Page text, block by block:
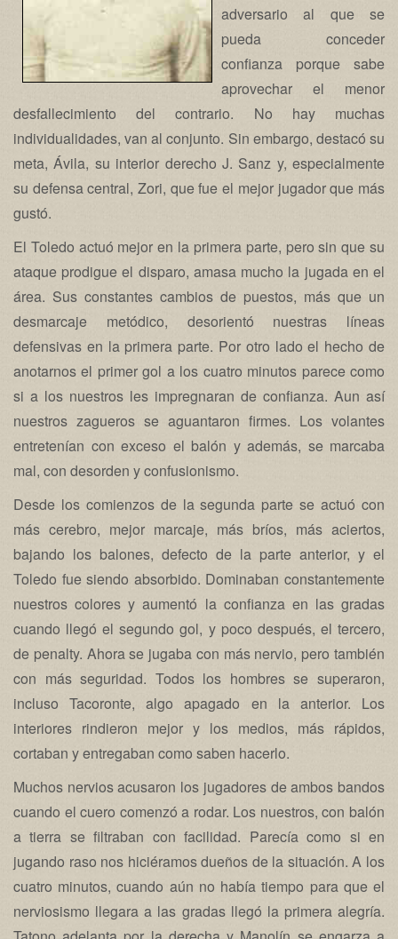
adversario al que se
pueda conceder
confianza porque sabe
aprovechar el menor
desfallecimiento del contrario. No hay muchas
individualidades, van al conjunto. Sin embargo, destacó su
meta, Ávila, su interior derecho J. Sanz y, especialmente
su defensa central, Zori, que fue el mejor jugador que más
gustó.
El Toledo actuó mejor en la primera parte, pero sin que su
ataque prodigue el disparo, amasa mucho la jugada en el
área. Sus constantes cambios de puestos, más que un
desmarcaje metódico, desorientó nuestras líneas
defensivas en la primera parte. Por otro lado el hecho de
anotarnos el primer gol a los cuatro minutos parece como
si a los nuestros les impregnaran de confianza. Aun así
nuestros zagueros se aguantaron firmes. Los volantes
entretenían con exceso el balón y además, se marcaba
mal, con desorden y confusionismo.
Desde los comienzos de la segunda parte se actuó con
más cerebro, mejor marcaje, más bríos, más aciertos,
bajando los balones, defecto de la parte anterior, y el
Toledo fue siendo absorbido. Dominaban constantemente
nuestros colores y aumentó la confianza en las gradas
cuando llegó el segundo gol, y poco después, el tercero,
de penalty. Ahora se jugaba con más nervio, pero también
con más seguridad. Todos los hombres se superaron,
incluso Tacoronte, algo apagado en la anterior. Los
interiores rindieron mejor y los medios, más rápidos,
cortaban y entregaban como saben hacerlo.
Muchos nervios acusaron los jugadores de ambos bandos
cuando el cuero comenzó a rodar. Los nuestros, con balón
a tierra se filtraban con facilidad. Parecía como si en
jugando raso nos hiciéramos dueños de la situación. A los
cuatro minutos, cuando aún no había tiempo para que el
nerviosismo llegara a las gradas llegó la primera alegría.